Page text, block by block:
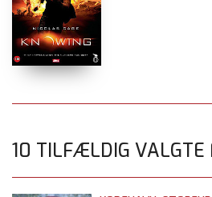
10 TILFÆLDIG VALGTE